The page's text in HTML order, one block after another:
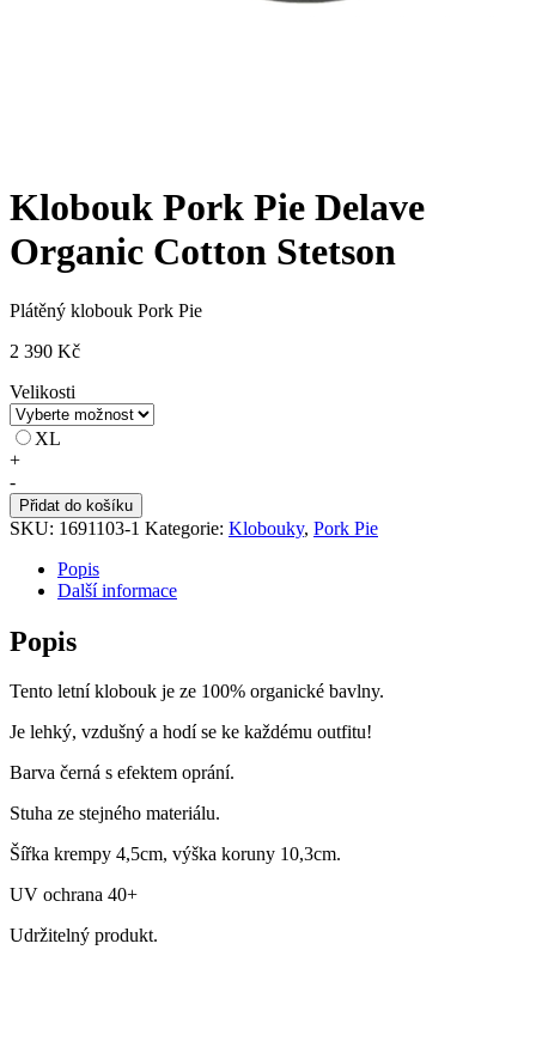
Klobouk Pork Pie Delave
Organic Cotton Stetson
Plátěný klobouk Pork Pie
2 390 Kč
Velikosti
XL
Klobouk
Pork
Pie
Delave
Cotton
Stetson
+
-
Přidat do košíku
SKU: 1691103-1 Kategorie: Klobouky, Pork Pie
Popis
Další informace
Popis
Tento letní klobouk je ze 100% organické bavlny.
Je lehký, vzdušný a hodí se ke každému outfitu!
Barva černá s efektem oprání.
Stuha ze stejného materiálu.
Šířka krempy 4,5cm, výška koruny 10,3cm.
UV ochrana 40+
Udržitelný produkt.